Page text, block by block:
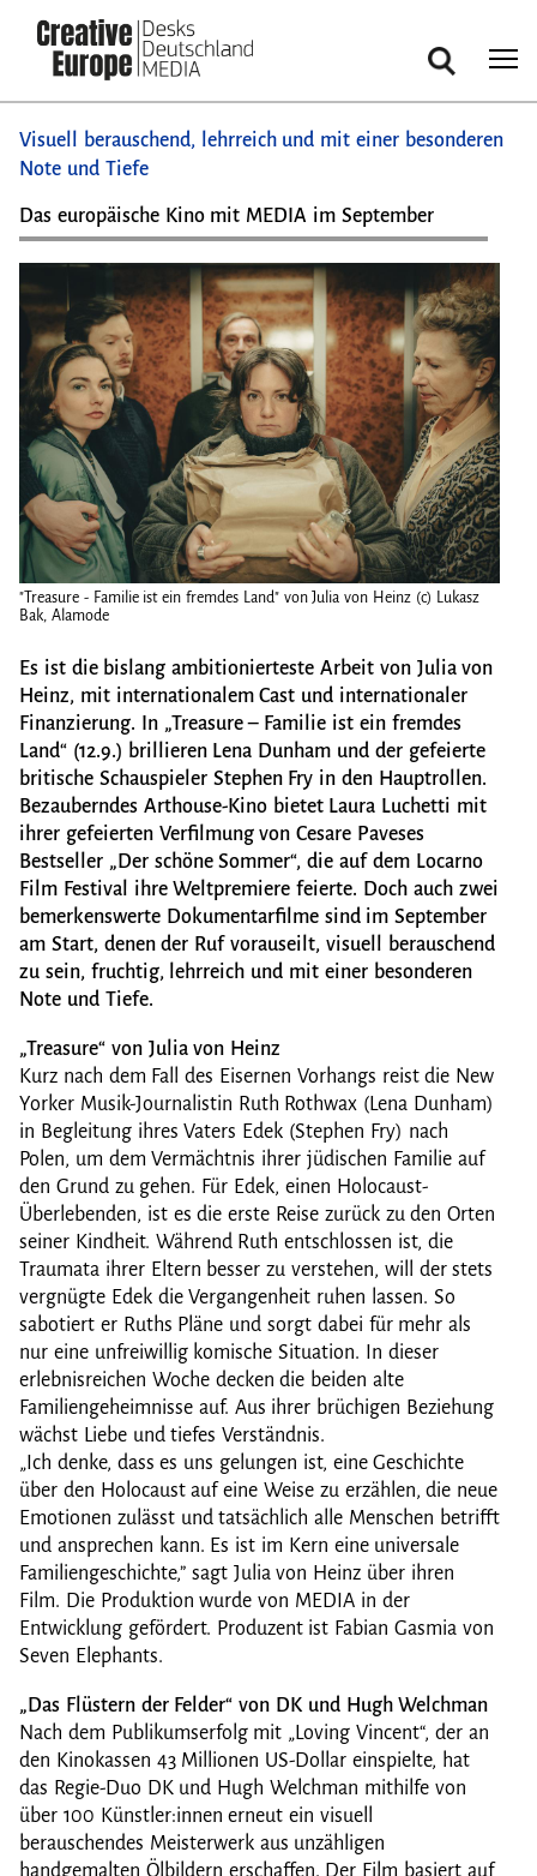
zum
Inhalt
Suche
Visuell berauschend, lehrreich und mit einer besonderen
Note und Tiefe
Das europäische Kino mit MEDIA im September
"Treasure - Familie ist ein fremdes Land" von Julia von Heinz (c) Lukasz
Bak, Alamode
Es ist die bislang ambitionierteste Arbeit von Julia von
Heinz, mit internationalem Cast und internationaler
Finanzierung. In „Treasure – Familie ist ein fremdes
Land“ (12.9.) brillieren Lena Dunham und der gefeierte
britische Schauspieler Stephen Fry in den Hauptrollen.
Bezauberndes Arthouse-Kino bietet Laura Luchetti mit
ihrer gefeierten Verfilmung von Cesare Paveses
Bestseller „Der schöne Sommer“, die auf dem Locarno
Film Festival ihre Weltpremiere feierte. Doch auch zwei
bemerkenswerte Dokumentarfilme sind im September
am Start, denen der Ruf vorauseilt, visuell berauschend
zu sein, fruchtig, lehrreich und mit einer besonderen
Note und Tiefe.
„Treasure“ von Julia von Heinz
Kurz nach dem Fall des Eisernen Vorhangs reist die New
Yorker Musik-Journalistin Ruth Rothwax (Lena Dunham)
in Begleitung ihres Vaters Edek (Stephen Fry) nach
Polen, um dem Vermächtnis ihrer jüdischen Familie auf
den Grund zu gehen. Für Edek, einen Holocaust-
Überlebenden, ist es die erste Reise zurück zu den Orten
seiner Kindheit. Während Ruth entschlossen ist, die
Traumata ihrer Eltern besser zu verstehen, will der stets
vergnügte Edek die Vergangenheit ruhen lassen. So
sabotiert er Ruths Pläne und sorgt dabei für mehr als
nur eine unfreiwillig komische Situation. In dieser
erlebnisreichen Woche decken die beiden alte
Familiengeheimnisse auf. Aus ihrer brüchigen Beziehung
wächst Liebe und tiefes Verständnis.
„Ich denke, dass es uns gelungen ist, eine Geschichte
über den Holocaust auf eine Weise zu erzählen, die neue
Emotionen zulässt und tatsächlich alle Menschen betrifft
und ansprechen kann. Es ist im Kern eine universale
Familiengeschichte,” sagt Julia von Heinz über ihren
Film. Die Produktion wurde von MEDIA in der
Entwicklung gefördert. Produzent ist Fabian Gasmia von
Seven Elephants.
„Das Flüstern der Felder“ von DK und Hugh Welchman
Nach dem Publikumserfolg mit „Loving Vincent“, der an
den Kinokassen 43 Millionen US-Dollar einspielte, hat
das Regie-Duo DK und Hugh Welchman mithilfe von
über 100 Künstler:innen erneut ein visuell
berauschendes Meisterwerk aus unzähligen
handgemalten Ölbildern erschaffen. Der Film basiert auf